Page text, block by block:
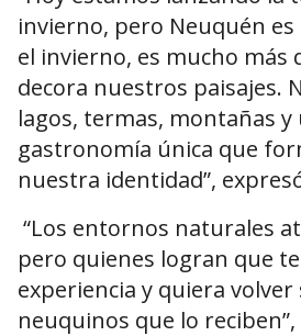
invierno, pero Neuquén
el invierno, es mucho más
decora nuestros paisajes.
lagos, termas, montañas y
gastronomía única que
nuestra identidad”,
“Los entornos naturales
pero quienes logran que
experiencia y quiera volver
neuquinos que lo reciben”,